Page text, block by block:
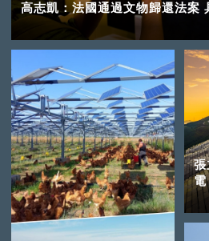
高志凱：法國通過文物歸還法案
張
電